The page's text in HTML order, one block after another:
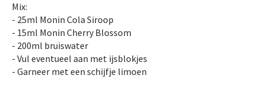
Mix:
- 25ml Monin Cola Siroop
- 15ml Monin Cherry Blossom
- 200ml bruiswater
- Vul eventueel aan met ijsblokjes
- Garneer met een schijfje limoen